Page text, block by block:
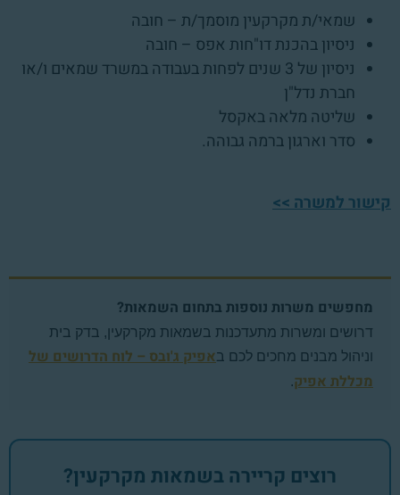
שמאי/ת מקרקעין מוסמך/ת – חובה
ניסיון בהכנת דו"חות אפס – חובה
ניסיון של 3 שנים לפחות בעבודה במשרד שמאים ו/או
חברת נדל"ן
שליטה מלאה באקסל
סדר וארגון ברמה גבוהה.
קישור למשרה >>
מחפשים משרות נוספות בתחום השמאות?
דרושים ומשרות מתעדכנות בשמאות מקרקעין, בדק בית
וניהול מבנים מחכים לכם באפיק ג'ובס – לוח הדרושים של
מכללת אפיק.
רוצים קריירה בשמאות מקרקעין?